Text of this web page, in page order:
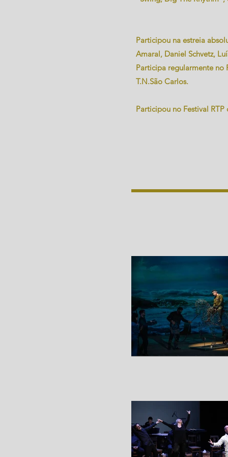
Participou na estreia
Amaral, Daniel Schvetz,
Participa regularmente no
T.N.São Carlos.
Participou no Festival